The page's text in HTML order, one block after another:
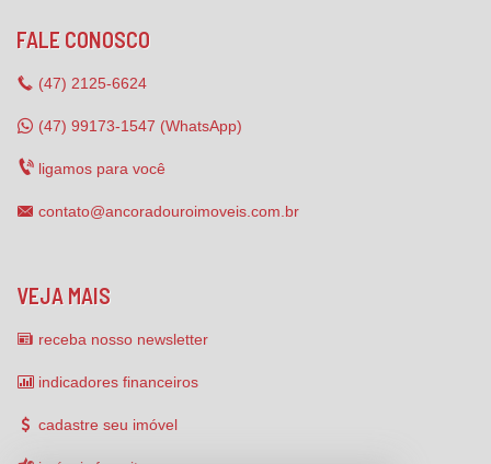
FALE CONOSCO
(47) 2125-6624
(47) 99173-1547 (WhatsApp)
ligamos para você
contato@ancoradouroimoveis.com.br
VEJA MAIS
receba nosso newsletter
indicadores financeiros
cadastre seu imóvel